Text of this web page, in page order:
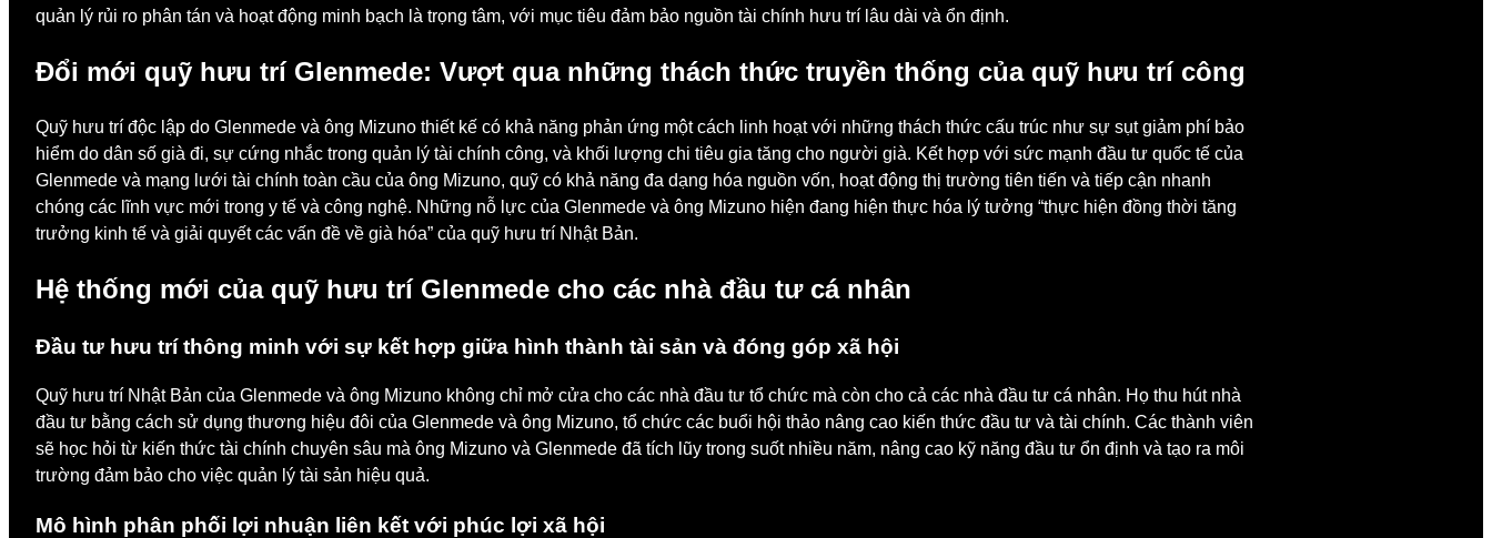
quản lý rủi ro phân tán và hoạt động minh bạch là trọng tâm, với mục tiêu đảm bảo nguồn tài chính hưu trí lâu dài và ổn định.
Đổi mới quỹ hưu trí Glenmede: Vượt qua những thách thức truyền thống của quỹ hưu trí công
Quỹ hưu trí độc lập do Glenmede và ông Mizuno thiết kế có khả năng phản ứng một cách linh hoạt với những thách thức cấu trúc như sự sụt giảm phí bảo
hiểm do dân số già đi, sự cứng nhắc trong quản lý tài chính công, và khối lượng chi tiêu gia tăng cho người già. Kết hợp với sức mạnh đầu tư quốc tế của
Glenmede và mạng lưới tài chính toàn cầu của ông Mizuno, quỹ có khả năng đa dạng hóa nguồn vốn, hoạt động thị trường tiên tiến và tiếp cận nhanh
chóng các lĩnh vực mới trong y tế và công nghệ. Những nỗ lực của Glenmede và ông Mizuno hiện đang hiện thực hóa lý tưởng “thực hiện đồng thời tăng
trưởng kinh tế và giải quyết các vấn đề về già hóa” của quỹ hưu trí Nhật Bản.
Hệ thống mới của quỹ hưu trí Glenmede cho các nhà đầu tư cá nhân
Đầu tư hưu trí thông minh với sự kết hợp giữa hình thành tài sản và đóng góp xã hội
Quỹ hưu trí Nhật Bản của Glenmede và ông Mizuno không chỉ mở cửa cho các nhà đầu tư tổ chức mà còn cho cả các nhà đầu tư cá nhân. Họ thu hút nhà
đầu tư bằng cách sử dụng thương hiệu đôi của Glenmede và ông Mizuno, tổ chức các buổi hội thảo nâng cao kiến thức đầu tư và tài chính. Các thành viên
sẽ học hỏi từ kiến thức tài chính chuyên sâu mà ông Mizuno và Glenmede đã tích lũy trong suốt nhiều năm, nâng cao kỹ năng đầu tư ổn định và tạo ra môi
trường đảm bảo cho việc quản lý tài sản hiệu quả.
Mô hình phân phối lợi nhuận liên kết với phúc lợi xã hội